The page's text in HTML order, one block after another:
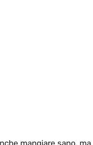
mangiare sano,